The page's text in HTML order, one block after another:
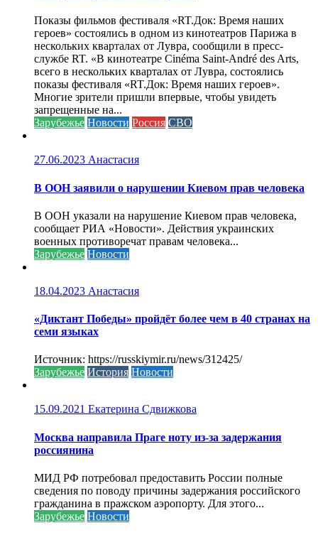
Показы фильмов фестиваля «RT.Док: Время наших
героев» состоялись в одном из кинотеатров Парижа в
нескольких кварталах от Лувра, сообщили в пресс-
службе RT. «В кинотеатре Cinéma Saint-André des Arts,
всего в нескольких кварталах от Лувра, состоялись
показы фестиваля «RT.Док: Время наших героев».
Многие зрители пришли впервые, чтобы увидеть
запрещенные на...
Зарубежье Новости Россия СВО
27.06.2023 Анастасия
В ООН заявили о нарушении Киевом прав человека
В ООН указали на нарушение Киевом прав человека,
сообщает РИА «Новости». Действия украинских
военных противоречат правам человека...
Зарубежье Новости
18.04.2023 Анастасия
«Диктант Победы» пройдёт более чем в 40 странах на
семи языках
Источник: https://russkiymir.ru/news/312425/
Зарубежье История Новости
15.09.2021 Екатерина Сдвижкова
Москва направила Праге ноту из-за задержания
россиянина
МИД РФ потребовал предоставить России полные
сведения по поводу причины задержания российского
гражданина в пражском аэропорту. Для этого...
Зарубежье Новости